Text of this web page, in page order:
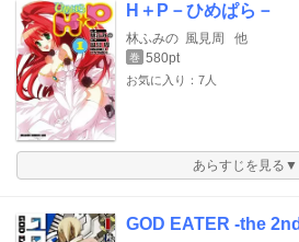
H＋P－ひめぱら－
林ふみの 風見周 他
巻 580pt
お気に入り：7人
あらすじを見る▼
GOD EATER -the